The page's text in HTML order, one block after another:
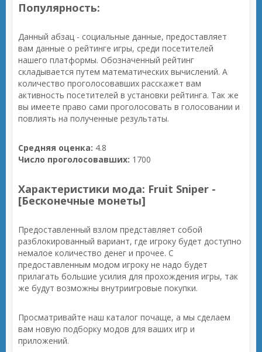
Популярность:
Данный абзац - социальные данные, предоставляет
вам данные о рейтинге игры, среди посетителей
нашего платформы. Обозначенный рейтинг
складывается путем математических вычислений. А
количество проголосовавших расскажет вам
активность посетителей в установки рейтинга. Так же
вы имеете право сами проголосовать в голосовании и
повлиять на полученные результаты.
Средняя оценка: 4.8
Число проголосовавших: 1700
Характеристики мода: Fruit Sniper -
[Бесконечные монеты]
Предоставленный взлом представляет собой
разблокированный вариант, где игроку будет доступно
немалое количество денег и прочее. С
предоставленным модом игроку не надо будет
прилагать большие усилия для прохождения игры, так
же будут возможны внутриигровые покупки.
Просматривайте наш каталог почаще, а мы сделаем
вам новую подборку модов для ваших игр и
приложений.